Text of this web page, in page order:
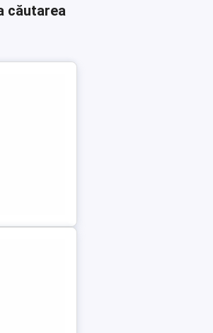
căutarea